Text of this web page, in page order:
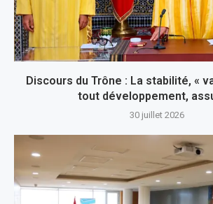
Discours du Trône : La stabilité, «
tout développement,
30 juillet 2026